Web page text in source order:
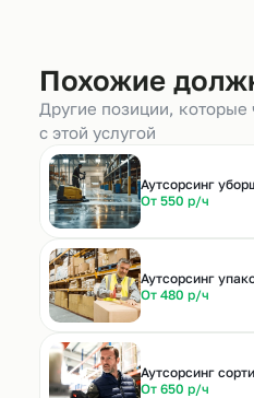
Похожие
Другие позиции, которые
с этой услугой
Аутсорсинг
От 550 р/ч
Аутсорсинг
От 480 р/ч
Аутсорсинг
От 650 р/ч